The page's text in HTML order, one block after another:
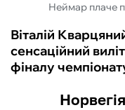
Неймар плаче
Віталій
сенсаційний
фіналу